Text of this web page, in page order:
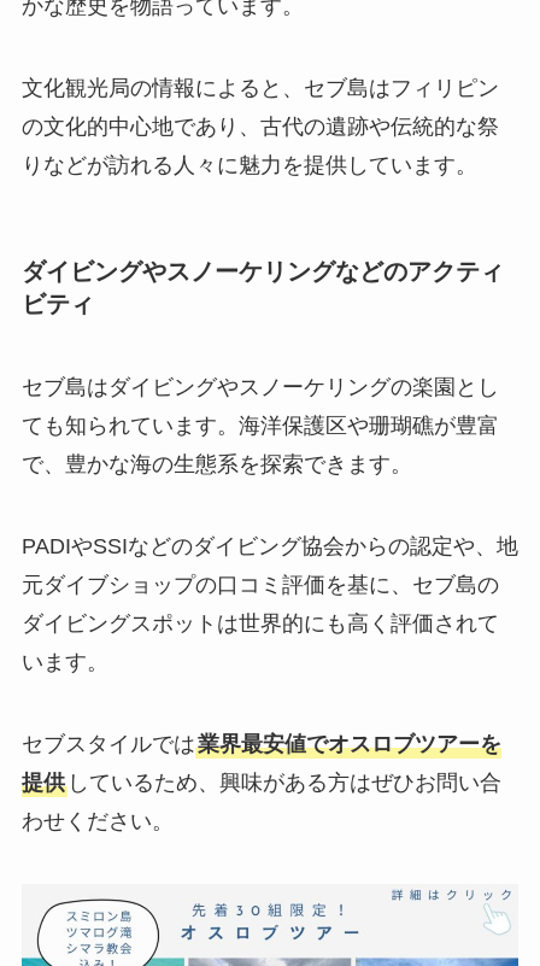
かな歴史を物語っています。
文化観光局の情報によると、セブ島はフィリピン
の文化的中心地であり、古代の遺跡や伝統的な祭
りなどが訪れる人々に魅力を提供しています。
ダイビングやスノーケリングなどのアクティ
ビティ
セブ島はダイビングやスノーケリングの楽園とし
ても知られています。海洋保護区や珊瑚礁が豊富
で、豊かな海の生態系を探索できます。
PADIやSSIなどのダイビング協会からの認定や、地
元ダイブショップの口コミ評価を基に、セブ島の
ダイビングスポットは世界的にも高く評価されて
います。
セブスタイルでは業界最安値でオスロブツアーを
提供しているため、興味がある方はぜひお問い合
わせください。